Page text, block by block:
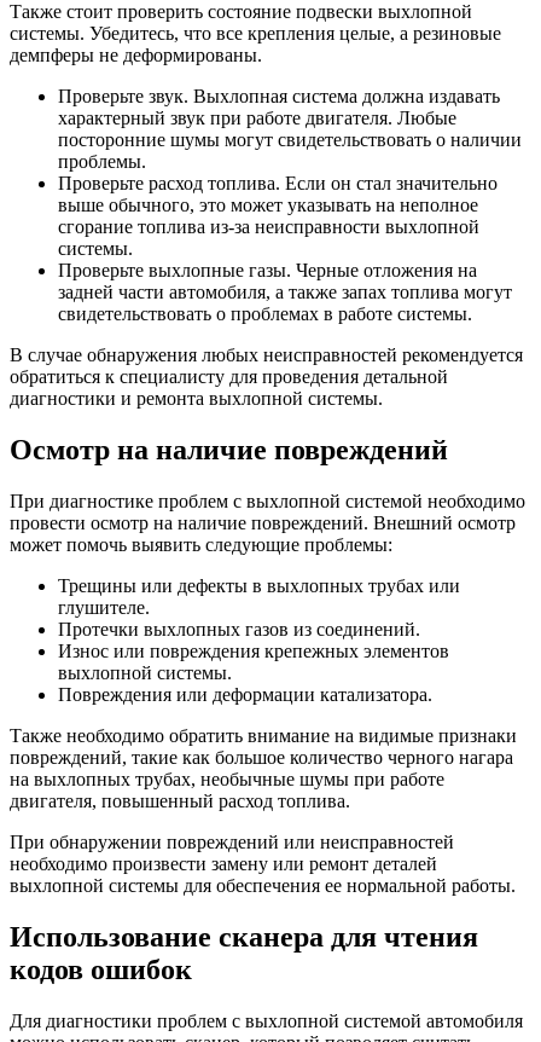
Также стоит проверить состояние подвески выхлопной
системы. Убедитесь, что все крепления целые, а резиновые
демпферы не деформированы.
Проверьте звук. Выхлопная система должна издавать
характерный звук при работе двигателя. Любые
посторонние шумы могут свидетельствовать о наличии
проблемы.
Проверьте расход топлива. Если он стал значительно
выше обычного, это может указывать на неполное
сгорание топлива из-за неисправности выхлопной
системы.
Проверьте выхлопные газы. Черные отложения на
задней части автомобиля, а также запах топлива могут
свидетельствовать о проблемах в работе системы.
В случае обнаружения любых неисправностей рекомендуется
обратиться к специалисту для проведения детальной
диагностики и ремонта выхлопной системы.
Осмотр на наличие повреждений
При диагностике проблем с выхлопной системой необходимо
провести осмотр на наличие повреждений. Внешний осмотр
может помочь выявить следующие проблемы:
Трещины или дефекты в выхлопных трубах или
глушителе.
Протечки выхлопных газов из соединений.
Износ или повреждения крепежных элементов
выхлопной системы.
Повреждения или деформации катализатора.
Также необходимо обратить внимание на видимые признаки
повреждений, такие как большое количество черного нагара
на выхлопных трубах, необычные шумы при работе
двигателя, повышенный расход топлива.
При обнаружении повреждений или неисправностей
необходимо произвести замену или ремонт деталей
выхлопной системы для обеспечения ее нормальной работы.
Использование сканера для чтения
кодов ошибок
Для диагностики проблем с выхлопной системой автомобиля